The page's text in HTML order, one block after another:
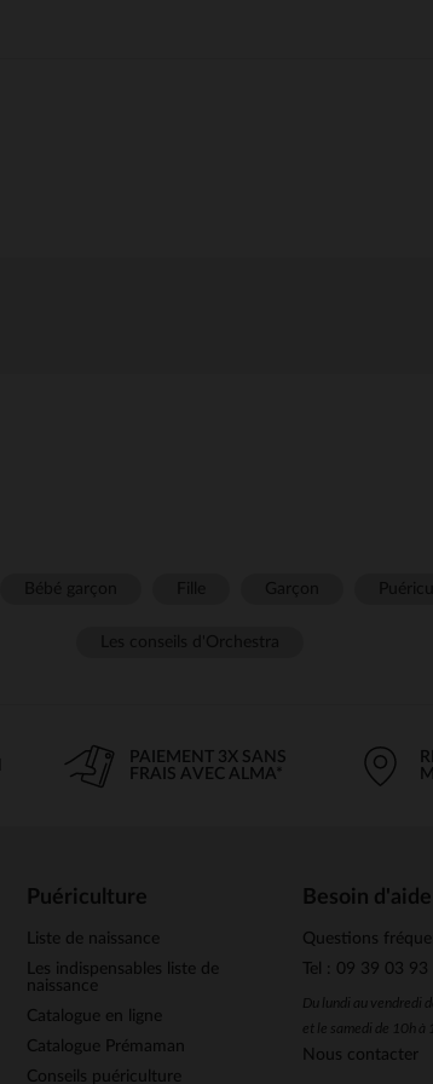
PAIEMENT 3X SANS
FRAIS AVEC ALMA*
Puériculture
Liste de naissance
Les indispensables liste de
naissance
Catalogue en ligne
Catalogue Prémaman
Conseils puériculture
Besoin d'aide
Questions
Tel : 09 39 03 93
Du lundi au vendredi
et le samedi de 10h à
Nous contacter